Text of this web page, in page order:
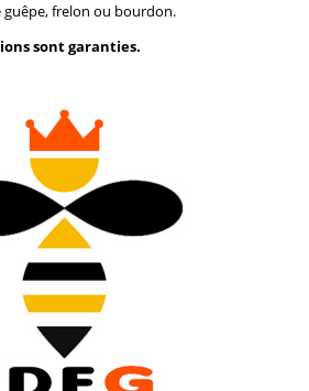
frelon ou bourdon.
sont garanties.